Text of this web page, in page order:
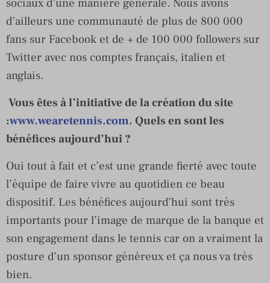
sociaux d’une manière générale. Nous avons
d’ailleurs une communauté de plus de 800 000
fans sur Facebook et de + de 100 000 followers sur
Twitter avec nos comptes français, italien et
anglais.
Vous êtes à l’initiative de la création du site
:www.wearetennis.com. Quels en sont les
bénéfices aujourd’hui ?
Oui tout à fait et c’est une grande fierté avec toute
l’équipe de faire vivre au quotidien ce beau
dispositif. Les bénéfices aujourd’hui sont très
importants pour l’image de marque de la banque et
son engagement dans le tennis car on a vraiment la
posture d’un sponsor généreux et ça nous va très
bien.